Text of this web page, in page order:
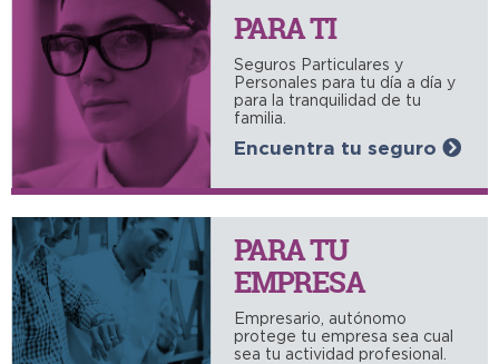
Encuentra tu seguro
PARA TI
Seguros Particulares y
Personales para tu día a día y
para la tranquilidad de tu
familia.
PARA TU
EMPRESA
Empresario, autónomo
protege tu empresa sea cual
sea tu actividad profesional.